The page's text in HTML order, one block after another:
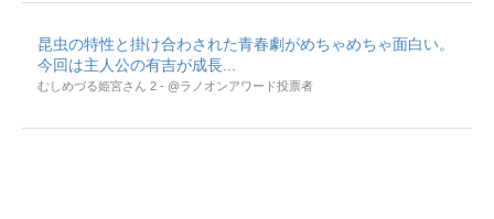
昆虫の特性と掛け合わされた青春劇がめちゃめちゃ面白い。
今回は主人公の有吉が成長...
むしめづる姫宮さん 2 - @ラノオンアワード投票者